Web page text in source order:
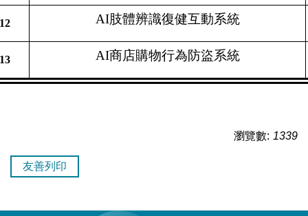
12 AI肢體辨識復健互動系統
13 AI商店購物行為防盜系統
瀏覽數: 1339
友善列印